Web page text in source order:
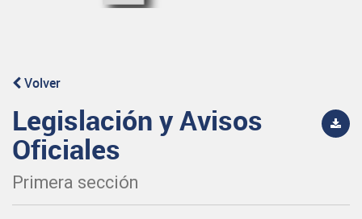
Volver
Legislación y Avisos
Oficiales
Primera sección